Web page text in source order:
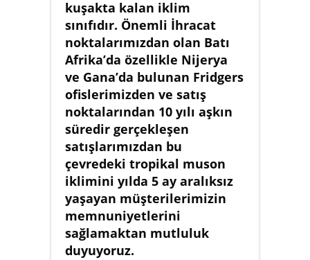
kuşakta kalan iklim
sınıfıdır. Önemli İhracat
noktalarımızdan olan Batı
Afrika’da özellikle Nijerya
ve Gana’da bulunan Fridgers
ofislerimizden ve satış
noktalarından 10 yılı aşkın
süredir gerçekleşen
satışlarımızdan bu
çevredeki tropikal muson
iklimini yılda 5 ay aralıksız
yaşayan müşterilerimizin
memnuniyetlerini
sağlamaktan mutluluk
duyuyoruz.